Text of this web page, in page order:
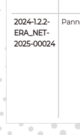
2024-1.2.2-
ERA_NET-
2025-00024